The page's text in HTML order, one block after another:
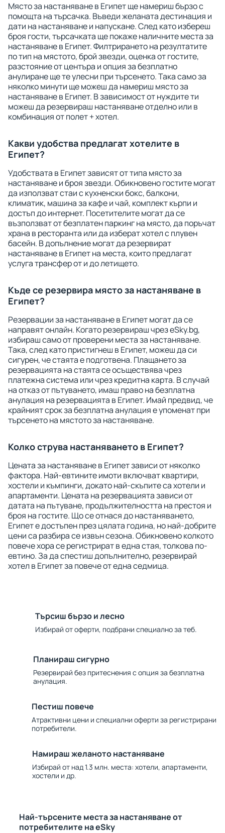
Място за настаняване в Египет ще намериш бързо с
помощта на търсачка. Въведи желаната дестинация и
дати на настаняване и напускане. След като избереш
броя гости, търсачката ще покаже наличните места за
настаняване в Египет. Филтрирането на резултатите
по тип на мястото, брой звезди, оценка от гостите,
разстояние от центъра и опция за безплатно
анулиране ще те улесни при търсенето. Така само за
няколко минути ще можеш да намериш място за
настаняване в Египет. В зависимост от нуждите ти
можеш да резервираш настаняване отделно или в
комбинация от полет + хотел.
Какви удобства предлагат хотелите в
Египет?
Удобствата в Египет зависят от типа място за
настаняване и броя звезди. Обикновено гостите могат
да използват стаи с кухненски бокс, балкони,
климатик, машина за кафе и чай, комплект кърпи и
достъп до интернет. Посетителите могат да се
възползват от безплатен паркинг на място, да поръчат
храна в ресторанта или да изберат хотел с плувен
басейн. В допълнение могат да резервират
настаняване в Египет на места, които предлагат
услуга трансфер от и до летището.
Къде се резервира място за настаняване в
Египет?
Резервации за настаняване в Египет могат да се
направят онлайн. Когато резервираш чрез eSky.bg,
избираш само от проверени места за настаняване.
Така, след като пристигнеш в Египет, можеш да си
сигурен, че стаята е подготвена. Плащането за
резервацията на стаята се осъществява чрез
платежна система или чрез кредитна карта. В случай
на отказ от пътуването, имаш право на безплатна
анулация на резервацията в Египет. Имай предвид, че
крайният срок за безплатна анулация е упоменат при
търсенето на мястото за настаняване.
Колко струва настаняването в Египет?
Цената за настаняване в Египет зависи от няколко
фактора. Най-евтините имоти включват квартири,
хостели и къмпинги, докато най-скъпите са хотели и
апартаменти. Цената на резервацията зависи от
датата на пътуване, продължителността на престоя и
броя на гостите. Що се отнася до настаняването,
Египет е достъпен през цялата година, но най-добрите
цени са разбира се извън сезона. Обикновено колкото
повече хора се регистрират в една стая, толкова по-
евтино. За да спестиш допълнително, резервирай
хотел в Египет за повече от една седмица.
Търсиш бързо и лесно
Избирай от оферти, подбрани специално за теб.
Планираш сигурно
Резервирай без притеснения с опция за безплатна
анулация.
Пестиш повече
Атрактивни цени и специални оферти за регистрирани
потребители.
Намираш желаното настаняване
Избирай от над 1.3 млн. места: хотели, апартаменти,
хостели и др.
Най-търсените места за настаняване от
потребителите на eSky